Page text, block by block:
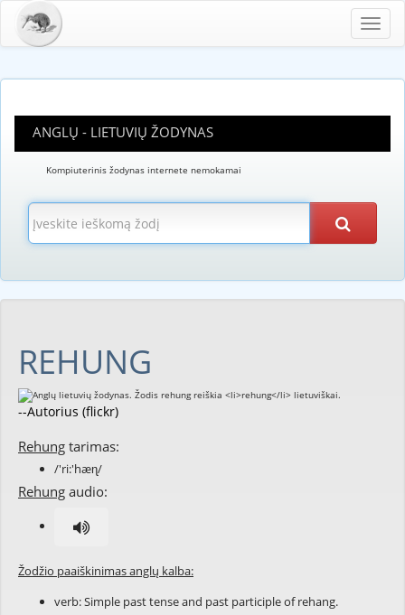
ANGLŲ - LIETUVIŲ ŽODYNAS
Kompiuterinis žodynas internete nemokamai
REHUNG
--Autorius (flickr)
Rehung tarimas:
/'ri:'hæɳ/
Rehung audio:
Žodžio paaiškinimas anglų kalba:
verb: Simple past tense and past participle ofrehang.